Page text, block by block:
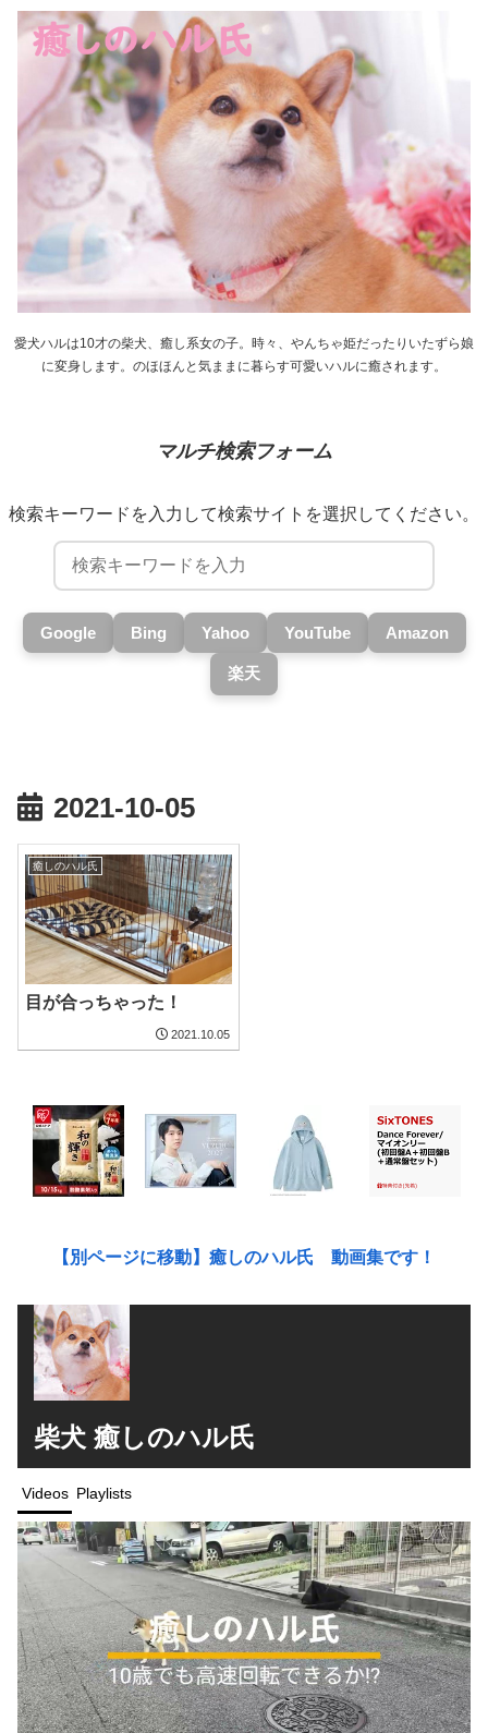
愛犬ハルは10才の柴犬、癒し系女の子。時々、やんちゃ姫だったりいたずら娘
に変身します。のほほんと気ままに暮らす可愛いハルに癒されます。
マルチ検索フォーム
検索キーワードを入力して検索サイトを選択してください。
Google Bing Yahoo YouTube Amazon
楽天
2021-10-05
癒しのハル氏
目が合っちゃった！
2021.10.05
【別ページに移動】癒しのハル氏 動画集です！
柴犬 癒しのハル氏
Videos Playlists